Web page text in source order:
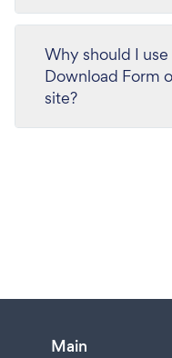
Why should I
Download Form
site?
Main